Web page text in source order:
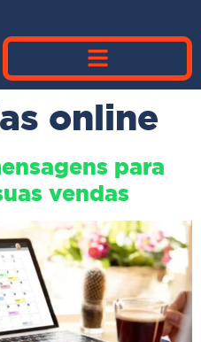
online
para
vendas